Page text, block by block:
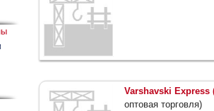
Varshavski
оптовая торговля)